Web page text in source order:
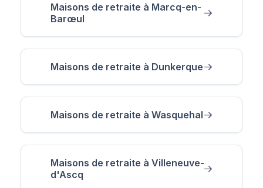
Maisons de retraite à Marcq-en-
Barœul
Maisons de retraite à Dunkerque
Maisons de retraite à Wasquehal
Maisons de retraite à Villeneuve-
d'Ascq